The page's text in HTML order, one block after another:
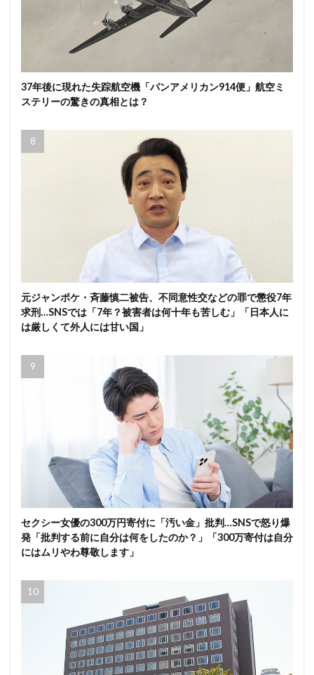
37年後に現れた失踪航空機「パンアメリカン914便」航空ミ
ステリーの驚きの真相とは？
元ジャンポケ・斉藤慎二被告、不同意性交などの罪で懲役7年
求刑…SNSでは「7年？被害者は何十年も苦しむ」「日本人に
は厳しくて外人には甘い国」
セクシー女優の300万円寄付に「汚い金」批判…SNSで怒り爆
発「批判する前に自分は何をしたのか？」「300万寄付は自分
にはムリやわ尊敬します」